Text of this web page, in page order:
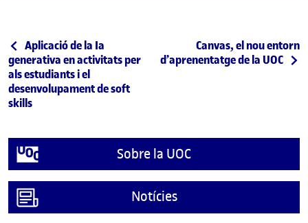
Navegació d'entrades
Entrada anterior
Aplicació de la Ia
generativa en activitats per
als estudiants i el
desenvolupament de soft
skills
Entrada següent
Canvas, el nou entorn
d’aprenentatge de la UOC
Sobre la UOC
Notícies